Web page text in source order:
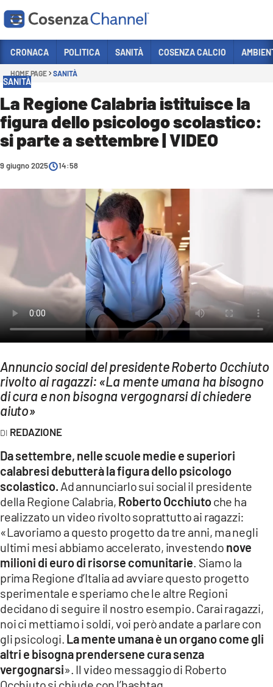
Sezioni
CRONACA
POLITICA
COSENZA CALCIO
ECONOMIA E LAVORO
AMBIENTE
Streaming
LAC TV
LAC ONAIR
LaC
Network
LACPLAY.IT
LACTV.IT
LACONAIR.IT
LACITYMAG.IT
ILREGGINO.IT
COSENZACHANNEL.IT
ILVIBONESE.IT
CATANZAROCHANNEL.IT
LACAPITALENEWS.IT
App
ANDROID
CRONACA POLITICA SANITÀ COSENZA CALCIO
HOME PAGE SANITÀ
SANITÀ
La Regione Calabria istituisce la
figura dello psicologo scolastico:
si parte a settembre | VIDEO
9 giugno 2025 14:58
Annuncio social del presidente Roberto Occhiuto
rivolto ai ragazzi: «La mente umana ha bisogno
di cura e non bisogna vergognarsi di chiedere
aiuto»
REDAZIONE
Da settembre, nelle scuole medie e superiori
calabresi debutterà la figura dello psicologo
scolastico. Ad annunciarlo sui social il presidente
della Regione Calabria, Roberto Occhiutoche ha
realizzato un video rivolto soprattutto ai ragazzi:
«Lavoriamo a questo progetto da tre anni, ma negli
ultimi mesi abbiamo accelerato, investendo nove
milioni di euro di risorse comunitarie. Siamo la
prima Regione d’Italia ad avviare questo progetto
sperimentale e speriamo che le altre Regioni
decidano di seguire il nostro esempio. Carai ragazzi,
noi ci mettiamo i soldi, voi però andate a parlare con
gli psicologi. La mente umana è un organo come gli
altri e bisogna prendersene cura senza
vergognarsi». Il video messaggio di Roberto